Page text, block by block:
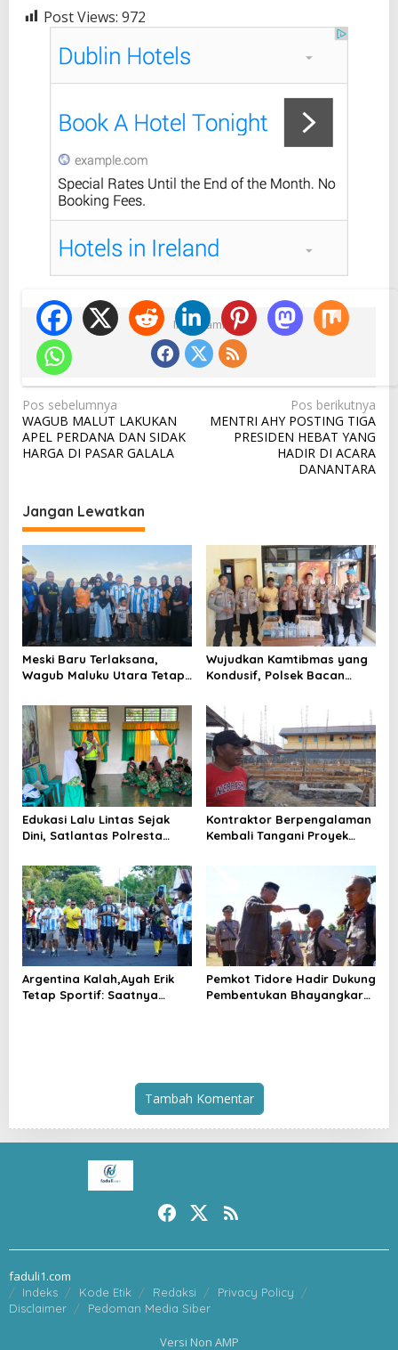
Post Views: 972
Ikuti Kami
N
a
v
g
a
s
i
p
o
s
Pos sebelumnya
WAGUB MALUT LAKUKAN
APEL PERDANA DAN SIDAK
HARGA DI PASAR GALALA
Pos berikutnya
MENTRI AHY POSTING TIGA
PRESIDEN HEBAT YANG
HADIR DI ACARA
DANANTARA
Jangan Lewatkan
Meski Baru Terlaksana,
Wagub Maluku Utara Tetap
Pantai Tugulufa
Wujudkan Kamtibmas yang
Kondusif, Polsek Bacan
Peredaran Miras Cap Tikus
Edukasi Lalu Lintas Sejak
Dini, Satlantas Polresta
School_ di MIN 1 Kota
Tidore Kepulauan
Kontraktor Berpengalaman
Kembali Tangani Proyek
Mess Senilai Rp4,76 Miliar
Resmi Dimulai
Argentina Kalah,Ayah Erik
Tetap Sportif: Saatnya
Pemkot Tidore Hadir Dukung
Pembentukan Bhayangkara
Tambah Komentar
faduli1.com
Indeks Kode Etik Redaksi
Privacy Policy
Disclaimer
Pedoman Media Siber
Versi Non AMP